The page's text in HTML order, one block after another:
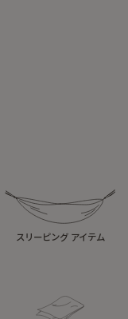
スリーピング アイテム